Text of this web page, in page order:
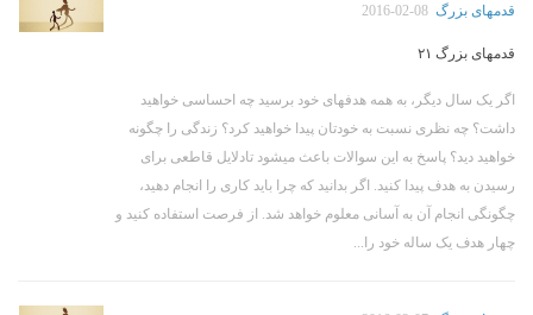
قدمهای بزرگ 2016-02-08
قدمهای بزرگ ۲۱
اگر یک سال دیگر، به همه هدفهای خود برسید چه احساسی خواهید
داشت؟ چه نظری نسبت به خودتان پیدا خواهید کرد؟ زندگی را چگونه
خواهید دید؟ پاسخ به این سوالات باعث میشود تادلایل قاطعی برای
رسیدن به هدف پیدا کنید. اگر بدانید که چرا باید کاری را انجام دهید،
چگونگی انجام آن به آسانی معلوم خواهد شد. از فرصت استفاده کنید و
چهار هدف یک ساله خود را...